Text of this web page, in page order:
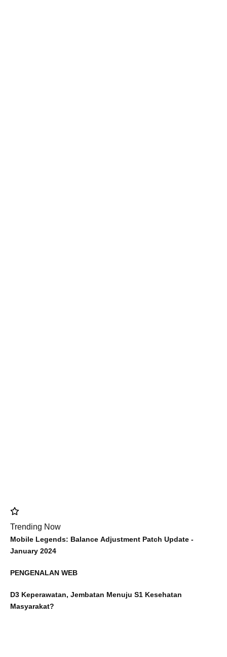
Trending Now
Mobile Legends: Balance Adjustment Patch Update -
January 2024
PENGENALAN WEB
D3 Keperawatan, Jembatan Menuju S1 Kesehatan
Masyarakat?